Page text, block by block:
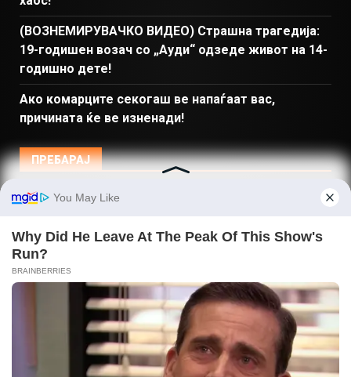
(ВОЗНЕМИРУВАЧКО ВИДЕО) Страшна трагедија:
19-годишен возач со „Ауди“ одзеде живот на 14-
годишно дете!
Ако комарците секогаш ве напаѓаат вас,
причината ќе ве изненади!
ПРЕБАРАЈ
Македонија
© Copyright 2026 Gladiator - Powered by dbT18|
DarkNewsby AF themes.